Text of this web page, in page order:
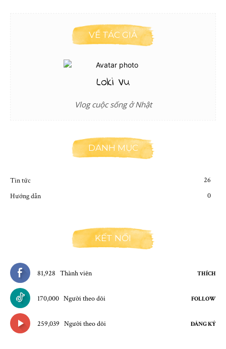
VỀ TÁC GIẢ
Loki Vu
Vlog cuộc sống ở Nhật
DANH MỤC
Tin tức
26
Hướng dẫn
0
KẾT NỐI
81,928 Thành viên THÍCH
170,000 Người theo dõi FOLLOW
259,039 Người theo dõi ĐĂNG KÝ